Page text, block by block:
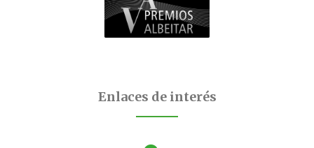
Enlaces de interés